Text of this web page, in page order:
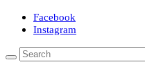
Facebook
Instagram